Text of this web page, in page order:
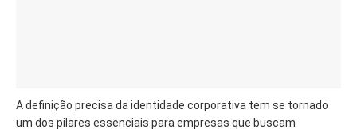
A definição precisa da identidade corporativa tem se tornado
um dos pilares essenciais para empresas que buscam